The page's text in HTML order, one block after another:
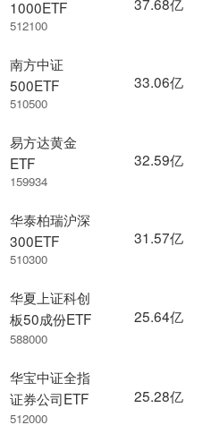
1000ETF
512100
南方中证
500ETF
510500
易方达黄金
ETF
159934
华泰柏瑞沪深
300ETF
510300
华夏上证科创
板50成份ETF
588000
华宝中证全指
证券公司ETF
512000
33.06亿
32.59亿
31.57亿
25.64亿
25.28亿